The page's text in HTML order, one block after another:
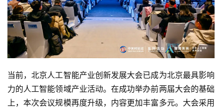
当前，北京人工智能产业创新发展大会已成为北京最具影响
力的人工智能领域产业活动。在成功举办前两届大会的基础
上，本次会议规模再度升级，内容更加丰富多元。大会采用